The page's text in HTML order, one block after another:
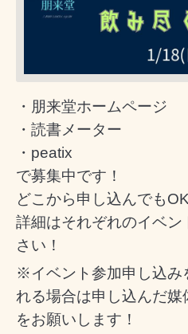
・朋来堂ホームページ
・読書メーター
・peatix
で募集中です！
どこから申し込んでも
詳細はそれぞれのイベ
さい！
※イベント参加申し込み
れる場合は申し込んだ
をお願いします！